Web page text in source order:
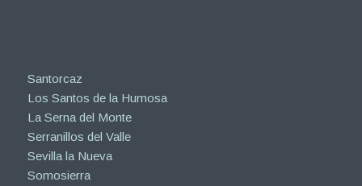
Santorcaz
Los Santos de la Humosa
La Serna del Monte
Serranillos del Valle
Sevilla la Nueva
Somosierra